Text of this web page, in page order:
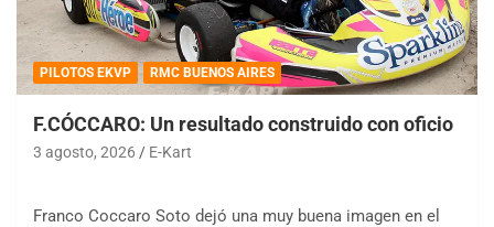
PILOTOS EKVP RMC BUENOS AIRES
F.CÓCCARO: Un resultado construido con oficio
3 agosto, 2026 E-Kart
Franco Coccaro Soto dejó una muy buena imagen en el